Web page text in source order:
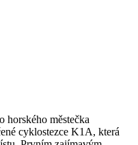
horského městečka
cyklostezce K1A, která